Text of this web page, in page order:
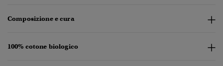
Composizione e cura
100% cotone biologico